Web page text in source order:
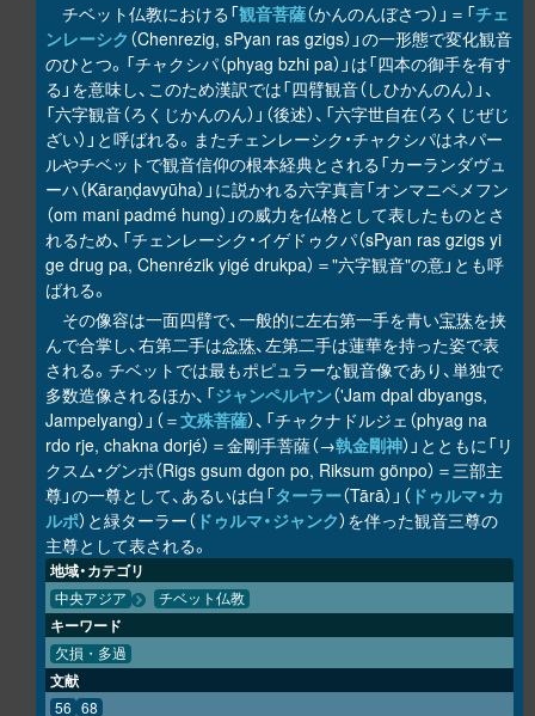
チベット仏教における「観音菩薩（かんのんぼさつ）」＝「チェ
ンレーシク （Chenrezig, sPyan ras gzigs）」の一形態で変化観音
のひとつ。「チャクシパ（phyag bzhi pa）」は「四本の御手を有す
る」を意味し、このため漢訳では「四臂観音（しひかんのん）」、
「六字観音（ろくじかんのん）」（後述）、「六字世自在（ろくじぜじ
ざい）」と呼ばれる。またチェンレーシク・チャクシパはネパー
ルやチベットで観音信仰の根本経典とされる「カーランダヴュ
ーハ（Kāraṇḍavyūha）」に説かれる六字真言「オンマニペメフン
（om mani padmé hung）」の威力を仏格として表したものとさ
れるため、「チェンレーシク・イゲドゥクパ（sPyan ras gzigs yi
ge drug pa, Chenrézik yigé drukpa）＝"六字観音"の意」とも呼
ばれる。
その像容は一面四臂で、一般的に左右第一手を青い宝珠を挟
んで合掌し、右第二手は念珠、左第二手は蓮華を持った姿で表
される。チベットでは最もポピュラーな観音像であり、単独で
多数造像されるほか、「ジャンペルヤン（'Jam dpal dbyangs,
Jampelyang）」（＝文殊菩薩）、「チャクナドルジェ（phyag na
rdo rje, chakna dorjé）＝金剛手菩薩（→執金剛神）」とともに「リ
クスム・グンポ（Rigs gsum dgon po, Riksum gönpo）＝三部主
尊」の一尊として、あるいは白「ターラー（Tārā）」（ ドゥルマ・カ
ルポ）と緑ターラー（ ドゥルマ・ジャンク）を伴った観音三尊の
主尊として表される。
地域・カテゴリ
中央アジア チベット仏教
キーワード
欠損・多過
文献
56 68